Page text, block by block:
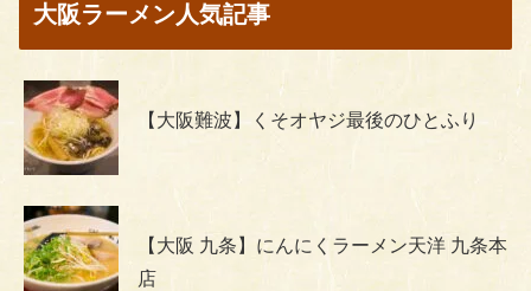
大阪ラーメン人気記事
【大阪難波】くそオヤジ最後のひとふり
【大阪 九条】にんにくラーメン天洋 九条本
店